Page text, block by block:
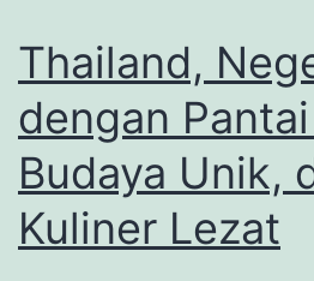
Thailand,
dengan
Budaya Unik,
Kuliner Lezat